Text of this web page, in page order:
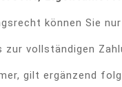
können Sie
zur vollständigen
gilt ergänzend